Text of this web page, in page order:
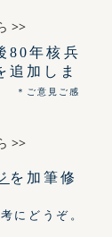
>>
80年核兵
追加しま
＊ご意見ご感
>>
を加筆修
にどうぞ。